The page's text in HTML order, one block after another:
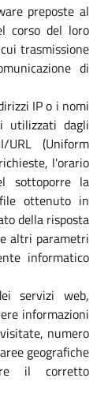
preposte al
corso del loro
trasmissione
di
IP o i nomi
utilizzati dagli
(Uniform
l'orario
sottoporre la
ottenuto in
della risposta
e altri parametri
informatico
servizi web,
informazioni
numero
geografiche
il corretto